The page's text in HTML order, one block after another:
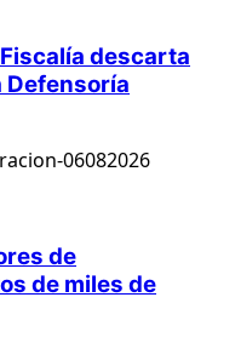
descarta
Defensoría
de
de miles de